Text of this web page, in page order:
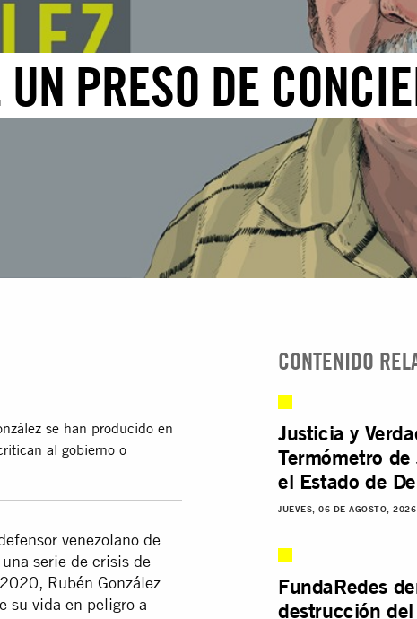
PRESO DE
se han producido en
al gobierno o
venezolano de
serie de crisis de
Rubén González
su vida en peligro a
CONTENIDO
Justicia y
Termómetro
el Estado de
JUEVES, 06 DE AGOSTO, 2026
FundaRedes
destrucción